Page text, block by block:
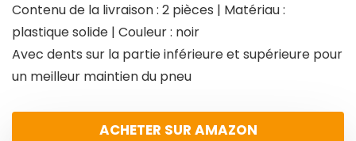
Contenu de la livraison : 2 pièces | Matériau :
plastique solide | Couleur : noir
Avec dents sur la partie inférieure et supérieure pour
un meilleur maintien du pneu
ACHETER SUR AMAZON